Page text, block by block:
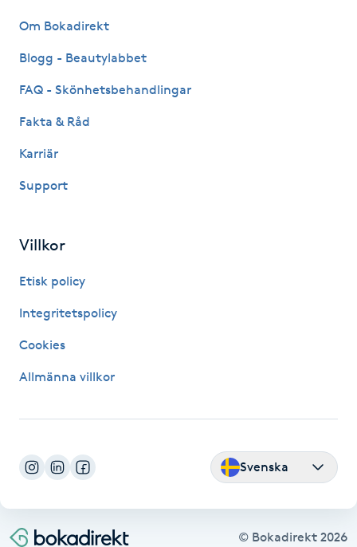
Hälsa
Hälsprickor
Idrottsmassage
Kemisk peeling
Keratinbehandling
Om Bokadirekt
Blogg - Beautylabbet
FAQ - Skönhetsbehandlingar
Fakta & Råd
Karriär
Support
Villkor
Etisk policy
Integritetspolicy
Cookies
Allmänna villkor
Svenska
© Bokadirekt 2026